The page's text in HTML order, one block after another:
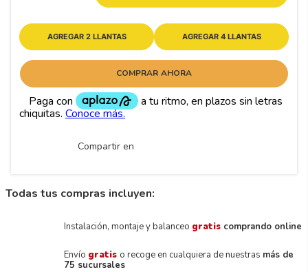
AGREGAR 2 LLANTAS AGREGAR 4 LLANTAS
COMPRAR AHORA
Compartir en
Todas tus compras incluyen:
Instalación, montaje y balanceo gratis comprando online
Envío gratis o recoge en cualquiera de nuestras más de
75 sucursales